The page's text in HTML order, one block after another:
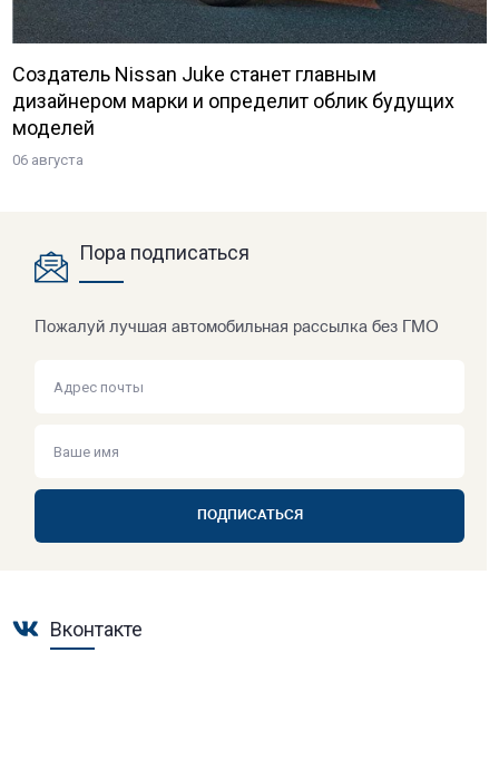
Создатель Nissan Juke станет главным
дизайнером марки и определит облик будущих
моделей
06 августа
Пора подписаться
Пожалуй лучшая автомобильная рассылка без ГМО
ПОДПИСАТЬСЯ
Вконтакте